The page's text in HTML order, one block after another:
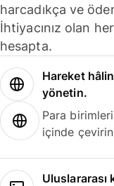
harcadıkça ve
İhtiyacınız olan
hesapta.
Hareket
yönetin.
Para
içinde
Uluslararası